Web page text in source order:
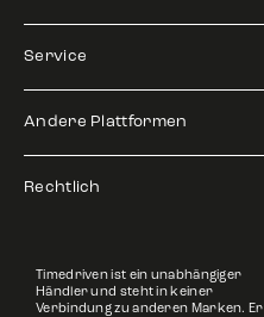
Service
Andere Plattformen
Rechtlich
Timedriven ist ein unabhängiger
Händler und steht in keiner
Verbindung zu anderen Marken. Er